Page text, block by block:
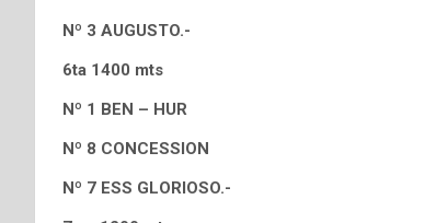
Nº 3 AUGUSTO.-
6ta 1400 mts
Nº 1 BEN – HUR
Nº 8 CONCESSION
Nº 7 ESS GLORIOSO.-